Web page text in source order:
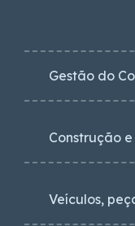
Gestão do
Construção
Veículos,